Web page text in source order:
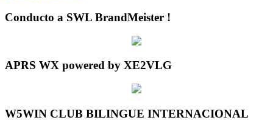
Conducto a SWL BrandMeister !
APRS WX powered by XE2VLG
W5WIN CLUB BILINGUE INTERNACIONAL